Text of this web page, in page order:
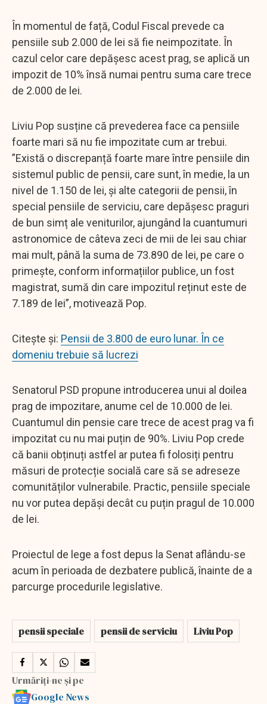
În momentul de față, Codul Fiscal prevede ca
pensiile sub 2.000 de lei să fie neimpozitate. În
cazul celor care depășesc acest prag, se aplică un
impozit de 10% însă numai pentru suma care trece
de 2.000 de lei.
Liviu Pop susține că prevederea face ca pensiile
foarte mari să nu fie impozitate cum ar trebui.
”Există o discrepanță foarte mare între pensiile din
sistemul public de pensii, care sunt, în medie, la un
nivel de 1.150 de lei, și alte categorii de pensii, în
special pensiile de serviciu, care depășesc praguri
de bun simț ale veniturilor, ajungând la cuantumuri
astronomice de câteva zeci de mii de lei sau chiar
mai mult, până la suma de 73.890 de lei, pe care o
primește, conform informațiilor publice, un fost
magistrat, sumă din care impozitul reținut este de
7.189 de lei”, motivează Pop.
Citește și: Pensii de 3.800 de euro lunar. În ce
domeniu trebuie să lucrezi
Senatorul PSD propune introducerea unui al doilea
prag de impozitare, anume cel de 10.000 de lei.
Cuantumul din pensie care trece de acest prag va fi
impozitat cu nu mai puțin de 90%. Liviu Pop crede
că banii obținuți astfel ar putea fi folosiți pentru
măsuri de protecție socială care să se adreseze
comunităților vulnerabile. Practic, pensiile speciale
nu vor putea depăși decât cu puțin pragul de 10.000
de lei.
Proiectul de lege a fost depus la Senat aflându-se
acum în perioada de dezbatere publică, înainte de a
parcurge procedurile legislative.
pensii speciale pensii de serviciu Liviu Pop
Urmăriți-ne și pe
Google News